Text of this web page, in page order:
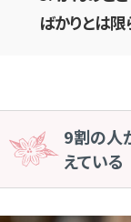
ばかりとは
9割の人
えている